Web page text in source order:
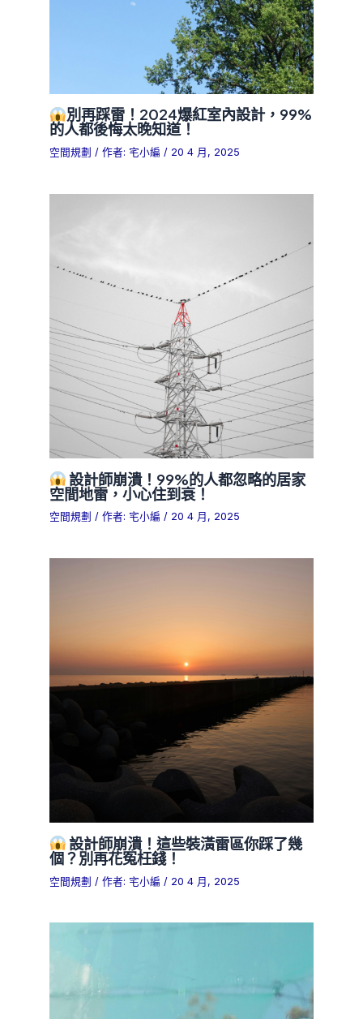
別再踩雷！2024爆紅室內設計，99%
的人都後悔太晚知道！
空間規劃 / 作者: 宅小編/ 20 4 月, 2025
設計師崩潰！99%的人都忽略的居家
空間地雷，小心住到衰！
空間規劃 / 作者: 宅小編/ 20 4 月, 2025
設計師崩潰！這些裝潢雷區你踩了幾
個？別再花冤枉錢！
空間規劃 / 作者: 宅小編 / 20 4 月, 2025